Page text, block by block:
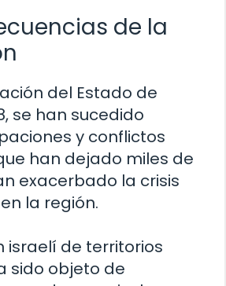
de la
del Estado de
se han sucedido
y conflictos
han dejado miles de
exacerbado la crisis
la región.
israelí de territorios
sido objeto de